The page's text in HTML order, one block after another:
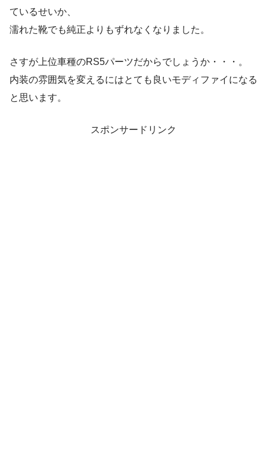
ているせいか、
濡れた靴でも純正よりもずれなくなりました。
さすが上位車種のRS5パーツだからでしょうか・・・。
内装の雰囲気を変えるにはとても良いモディファイになる
と思います。
スポンサードリンク